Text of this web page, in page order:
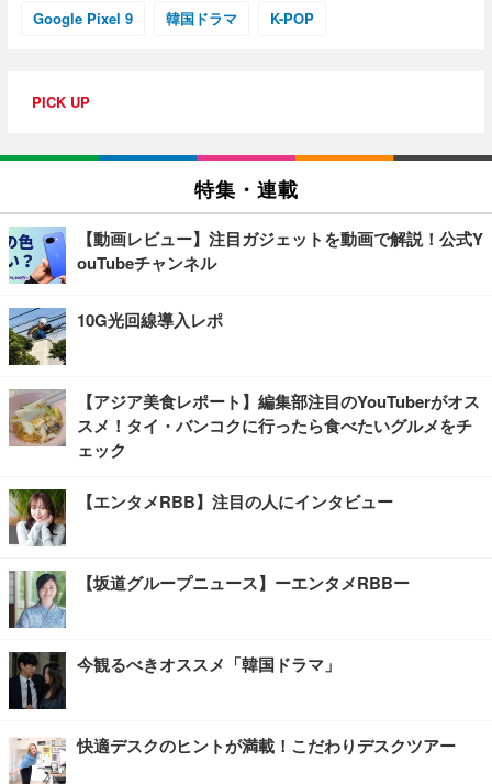
Google Pixel 9 韓国ドラマ K-POP
PICK UP
特集・連載
【動画レビュー】注目ガジェットを動画で解説！公式Y
ouTubeチャンネル
10G光回線導入レポ
【アジア美食レポート】編集部注目のYouTuberがオス
スメ！タイ・バンコクに行ったら食べたいグルメをチ
ェック
【エンタメRBB】注目の人にインタビュー
【坂道グループニュース】ーエンタメRBBー
今観るべきオススメ「韓国ドラマ」
快適デスクのヒントが満載！こだわりデスクツアー